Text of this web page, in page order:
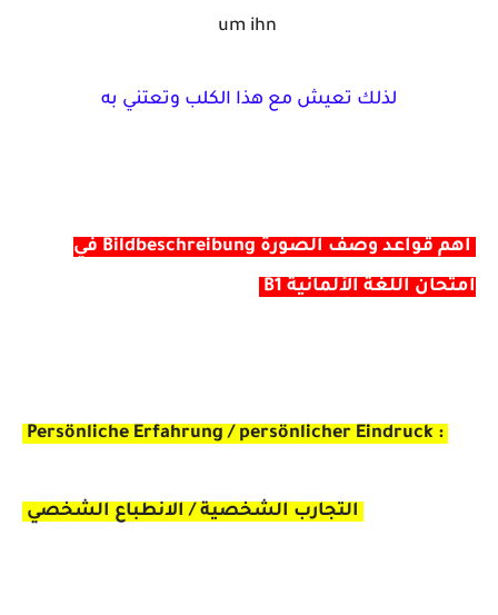
um ihn
أهم قواعد وصف الصورة Bildbeschreibung في
امتحان اللغة الألمانية B1
Persönliche Erfahrung / persönlicher Eindruck :